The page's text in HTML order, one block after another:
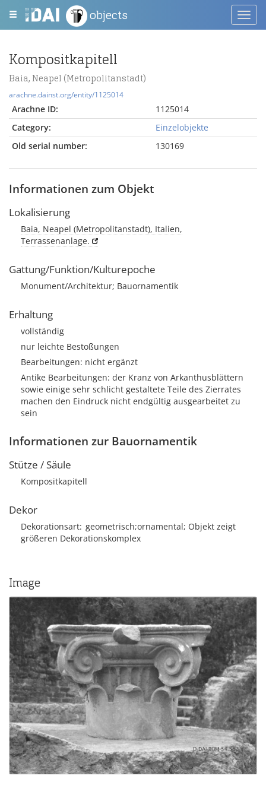
objects
Kompositkapitell
Baia, Neapel (Metropolitanstadt)
arachne.dainst.org/entity/1125014
Arachne ID:
1125014
Category:
Einzelobjekte
Old serial number:
130169
Informationen zum Objekt
Lokalisierung
Baia, Neapel (Metropolitanstadt), Italien,
Terrassenanlage.
Gattung/Funktion/Kulturepoche
Monument/Architektur; Bauornamentik
Erhaltung
vollständig
nur leichte Bestoßungen
Bearbeitungen: nicht ergänzt
Antike Bearbeitungen: der Kranz von Arkanthusblättern
sowie einige sehr schlicht gestaltete Teile des Zierrates
machen den Eindruck nicht endgültig ausgearbeitet zu
sein
Informationen zur Bauornamentik
Stütze / Säule
Kompositkapitell
Dekor
Dekorationsart geometrisch;ornamental; Objekt zeigt
größeren Dekorationskomplex
Image